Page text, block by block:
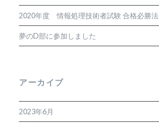
2020年度 情報処理技術者試験 合格必勝法
夢のD部に参加しました
アーカイブ
2023年6月